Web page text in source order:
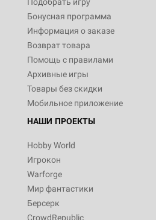
Подобрать игру
Бонусная программа
Информация о заказе
Возврат товара
Помощь с правилами
Архивные игры
Товары без скидки
Мобильное приложение
НАШИ ПРОЕКТЫ
Hobby World
Игрокон
Warforge
Мир фантастики
Берсерк
CrowdRepublic